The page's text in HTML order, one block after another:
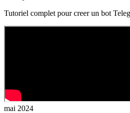
Tutoriel complet pour creer un bot
mai 2024